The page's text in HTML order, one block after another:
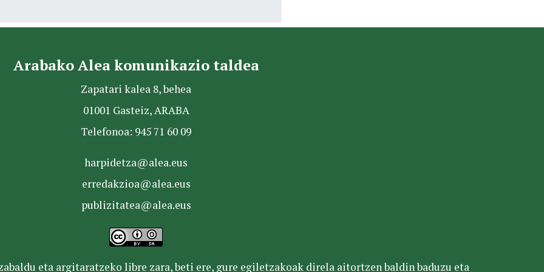
Arabako Alea komunikazio taldea
Zapatari kalea 8, behea
01001 Gasteiz, ARABA
Telefonoa: 945 71 60 09
harpidetza@alea.eus
erredakzioa@alea.eus
publizitatea@alea.eus
eta argitaratzeko libre zara, beti ere, gure egiletzakoak direla aitortzen baldin baduzu eta